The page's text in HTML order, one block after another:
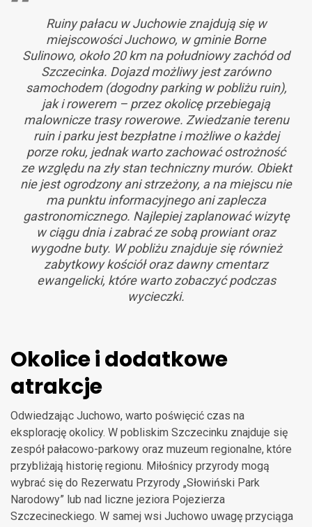
Ruiny pałacu w Juchowie znajdują się w
miejscowości Juchowo, w gminie Borne
Sulinowo, około 20 km na południowy zachód od
Szczecinka. Dojazd możliwy jest zarówno
samochodem (dogodny parking w pobliżu ruin),
jak i rowerem – przez okolicę przebiegają
malownicze trasy rowerowe. Zwiedzanie terenu
ruin i parku jest bezpłatne i możliwe o każdej
porze roku, jednak warto zachować ostrożność
ze względu na zły stan techniczny murów. Obiekt
nie jest ogrodzony ani strzeżony, a na miejscu nie
ma punktu informacyjnego ani zaplecza
gastronomicznego. Najlepiej zaplanować wizytę
w ciągu dnia i zabrać ze sobą prowiant oraz
wygodne buty. W pobliżu znajduje się również
zabytkowy kościół oraz dawny cmentarz
ewangelicki, które warto zobaczyć podczas
wycieczki.
Okolice i dodatkowe
atrakcje
Odwiedzając Juchowo, warto poświęcić czas na
eksplorację okolicy. W pobliskim Szczecinku znajduje się
zespół pałacowo-parkowy oraz muzeum regionalne, które
przybliżają historię regionu. Miłośnicy przyrody mogą
wybrać się do Rezerwatu Przyrody „Słowiński Park
Narodowy” lub nad liczne jeziora Pojezierza
Szczecineckiego. W samej wsi Juchowo uwagę przyciąga